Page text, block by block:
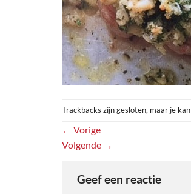
Trackbacks zijn gesloten, maar je kan
← Vorige
Volgende →
Geef een reactie